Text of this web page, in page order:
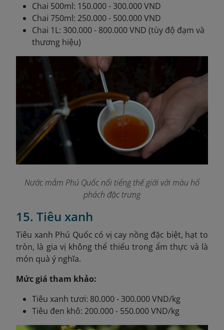
Chai 500ml: 150.000 - 300.000 VND
Chai 750ml: 250.000 - 500.000 VND
Chai 1L: 300.000 - 800.000 VND (tùy độ đạm và
thương hiệu)
Nước mắm Phú Quốc nổi tiếng thế giới với màu hổ
phách đặc trưng
15. Tiêu xanh
Tiêu xanh Phú Quốc có vị cay nồng đặc biệt, hạt to
tròn, là gia vị không thể thiếu trong ẩm thực và là
món quà ý nghĩa.
Mức giá tham khảo:
Tiêu xanh tươi: 80.000 - 300.000 VND/kg
Tiêu đen khô: 200.000 - 550.000 VND/kg